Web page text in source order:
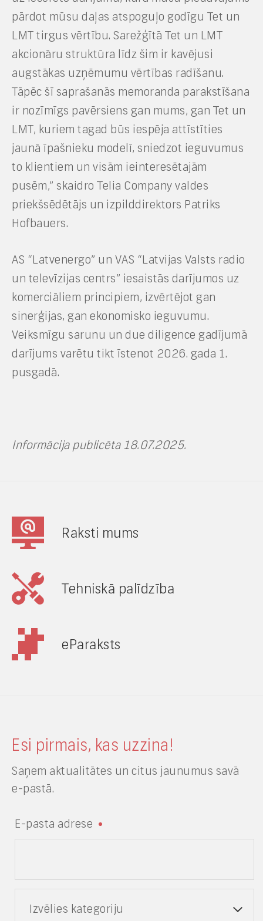
pārdot mūsu daļas atspoguļo godīgu Tet un
LMT tirgus vērtību. Sarežģītā Tet un LMT
akcionāru struktūra līdz šim ir kavējusi
augstākas uzņēmumu vērtības radīšanu.
Tāpēc šī saprašanās memoranda parakstīšana
ir nozīmīgs pavērsiens gan mums, gan Tet un
LMT, kuriem tagad būs iespēja attīstīties
jaunā īpašnieku modelī, sniedzot ieguvumus
to klientiem un visām ieinteresētajām
pusēm,” skaidro Telia Company valdes
priekšsēdētājs un izpilddirektors Patriks
Hofbauers.
AS “Latvenergo” un VAS “Latvijas Valsts radio
un televīzijas centrs” iesaistās darījumos uz
komerciāliem principiem, izvērtējot gan
sinerģijas, gan ekonomisko ieguvumu.
Veiksmīgu sarunu un due diligence gadījumā
darījums varētu tikt īstenot 2026. gada 1.
pusgadā.
Informācija publicēta 18.07.2025.
Raksti mums
Tehniskā palīdzība
eParaksts
Esi pirmais, kas uzzina!
Saņem aktualitātes un citus jaunumus savā
e-pastā.
E-pasta adrese
Izvēlies kategoriju